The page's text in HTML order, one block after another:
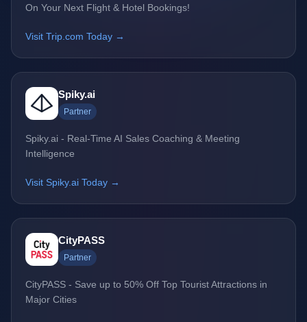
On Your Next Flight & Hotel Bookings!
Visit Trip.com Today →
Spiky.ai
Partner
Spiky.ai - Real-Time AI Sales Coaching & Meeting
Intelligence
Visit Spiky.ai Today →
CityPASS
Partner
CityPASS - Save up to 50% Off Top Tourist Attractions in
Major Cities